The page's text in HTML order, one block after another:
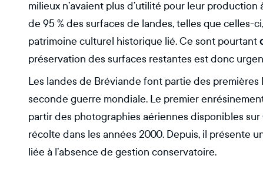
milieux n’avaient plus d’utilité pour leur
de 95 % des surfaces de landes, telles que celles-
patrimoine culturel historique lié. Ce sont pourtant
préservation des surfaces restantes est donc
Les landes de Bréviande font partie des
seconde guerre mondiale. Le premier
partir des photographies aériennes disponibles
récolte dans les années 2000. Depuis, il présente
liée à l’absence de gestion conservatoire.